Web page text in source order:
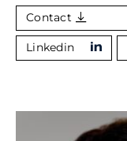
Contact
Linkedin